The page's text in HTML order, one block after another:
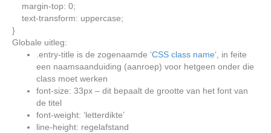
margin-top: 0;
text-transform: uppercase;
}
Globale uitleg:
.entry-title is de zogenaamde ‘CSS class name‘, in feite
een naamsaanduiding (aanroep) voor hetgeen onder die
class moet werken
font-size: 33px – dit bepaalt de grootte van het font van
de titel
font-weight: ‘letterdikte’
line-height: regelafstand